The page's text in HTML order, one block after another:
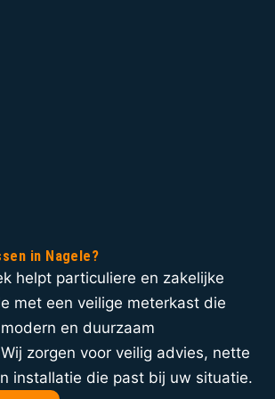
in Nagele?
helpt particuliere en zakelijke
met een veilige meterkast die
en duurzaam
zorgen voor veilig advies, nette
installatie die past bij uw situatie.